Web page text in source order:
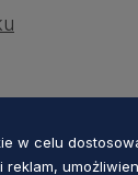
Szkolnej w
w celu